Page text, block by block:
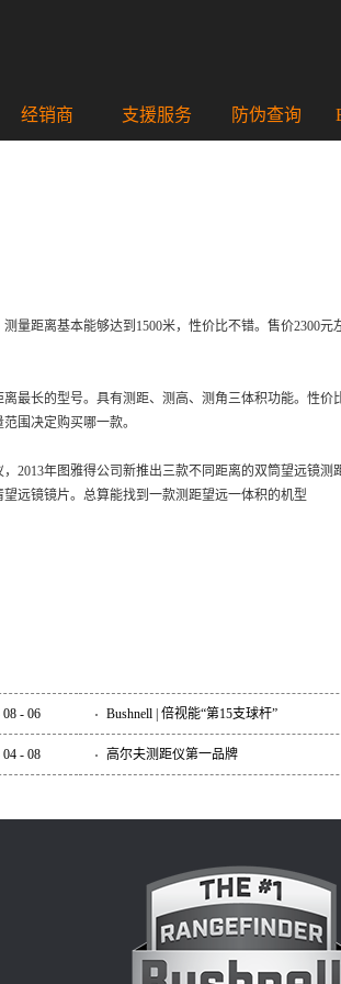
经销商 支援服务 防伪查询
量距离基本能够达到1500米，性价比不错。售价2300
最长的型号。具有测距、测高、测角三体积功能。性
围决定购买哪一款。
2013年图雅得公司新推出三款不同距离的双筒望远镜
远镜镜片。总算能找到一款测距望远一体积的机型
08 - 06 Bushnell | 倍视能“第15支球杆”
04 - 08 高尔夫测距仪第一品牌